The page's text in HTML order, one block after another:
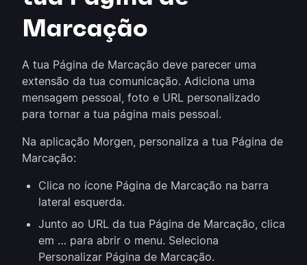
Marcação
A tua Página de Marcação deve parecer uma
extensão da tua comunicação. Adiciona uma
mensagem pessoal, foto e URL personalizado
para tornar a tua página mais pessoal.
Na aplicação Morgen, personaliza a tua Página de
Marcação:
Clica no ícone Página de Marcação na barra
lateral esquerda.
Junto ao URL da tua Página de Marcação, clica
em … para abrir o menu. Seleciona
Personalizar Página de Marcação.